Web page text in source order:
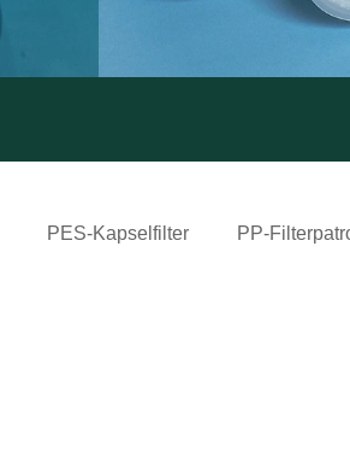
PES-Kapselfilter PP-